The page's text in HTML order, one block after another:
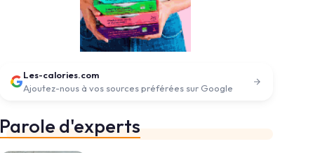
Les-calories.com
Ajoutez-nous à vos sources préférées sur Google
Parole d'experts